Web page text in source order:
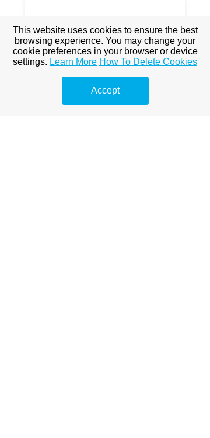
Premium Link-
Building
Services
Explore premium link-building
options to boost your online
visibility.
This website uses cookies to ensure the best
browsing experience. You may change your
cookie preferences in your browser or device
settings. Learn More How To Delete Cookies
Accept